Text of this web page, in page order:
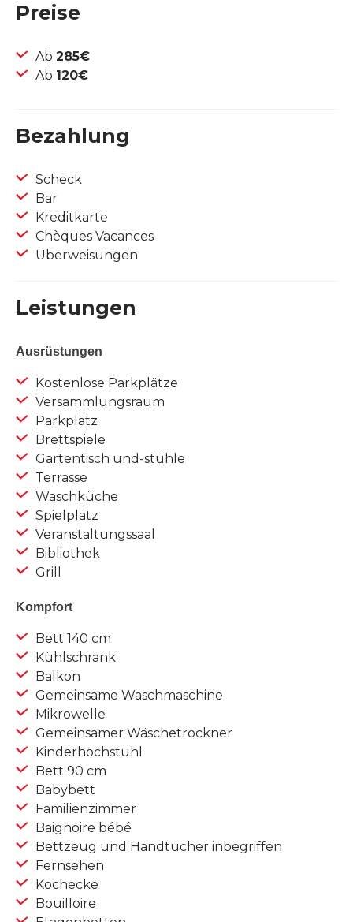
Preise
Ab 285€
Ab 120€
Bezahlung
Scheck
Bar
Kreditkarte
Chèques Vacances
Überweisungen
Leistungen
Ausrüstungen
Kostenlose Parkplätze
Versammlungsraum
Parkplatz
Brettspiele
Gartentisch und-stühle
Terrasse
Waschküche
Spielplatz
Veranstaltungssaal
Bibliothek
Grill
Kompfort
Bett 140 cm
Kühlschrank
Balkon
Gemeinsame Waschmaschine
Mikrowelle
Gemeinsamer Wäschetrockner
Kinderhochstuhl
Bett 90 cm
Babybett
Familienzimmer
Baignoire bébé
Bettzeug und Handtücher inbegriffen
Fernsehen
Kochecke
Bouilloire